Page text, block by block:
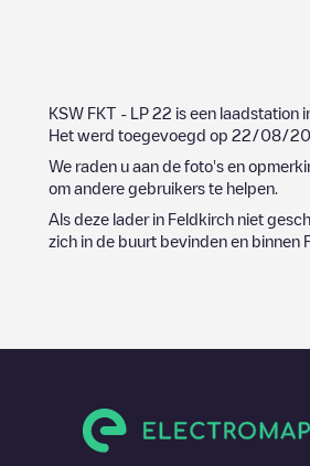
KSW FKT - LP 22 is een laadstation
Het werd toegevoegd op 22/08/
We raden u aan de foto's en
om andere gebruikers te helpen.
Als deze lader in Feldkirch niet
zich in de buurt bevinden en binnen